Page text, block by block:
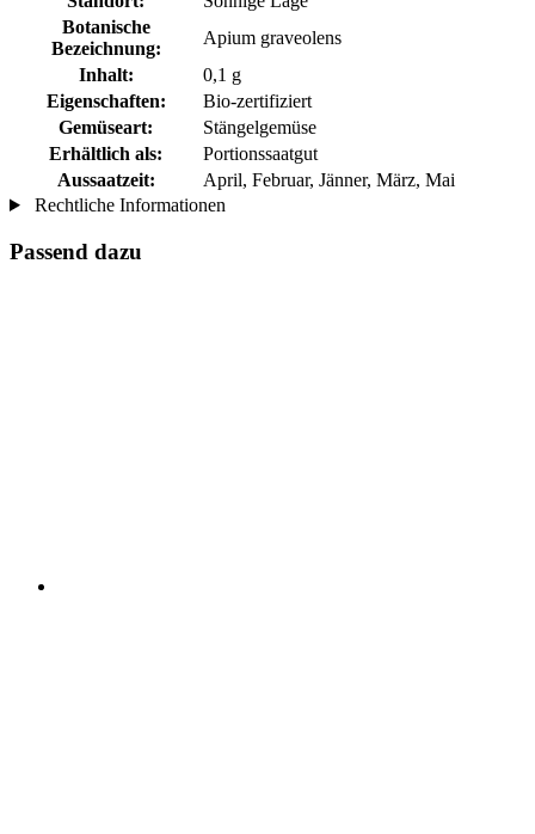
Botanische
Bezeichnung:
Apium graveolens
Inhalt:
0,1 g
Eigenschaften:
Bio-zertifiziert
Gemüseart:
Stängelgemüse
Erhältlich als:
Portionssaatgut
Aussaatzeit:
April, Februar, Jänner, März, Mai
Rechtliche Informationen
Passend dazu